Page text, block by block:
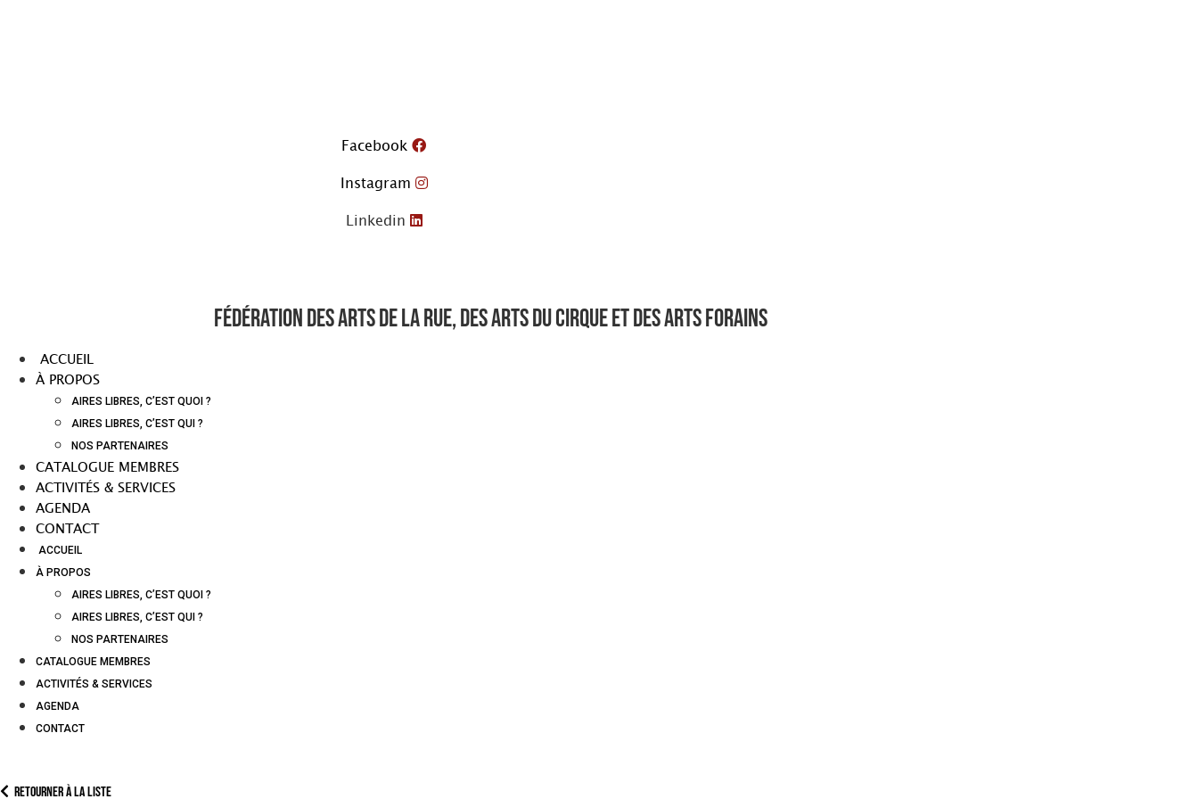
Facebook
Instagram
Linkedin
Fédération des arts de la rue, des arts du cirque et des arts forains
ACCUEIL
À PROPOS
AIRES LIBRES, C’EST QUOI ?
AIRES LIBRES, C’EST QUI ?
NOS PARTENAIRES
CATALOGUE MEMBRES
ACTIVITÉS & SERVICES
AGENDA
CONTACT
ACCUEIL
À PROPOS
AIRES LIBRES, C’EST QUOI ?
AIRES LIBRES, C’EST QUI ?
NOS PARTENAIRES
CATALOGUE MEMBRES
ACTIVITÉS & SERVICES
AGENDA
CONTACT
Retourner à la liste